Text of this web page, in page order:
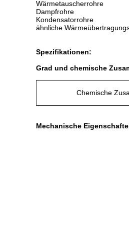
Wärmetauscherrohre
Dampfrohre
Kondensatorrohre
ähnliche
Spezifikationen:
Grad und chemische
Chemische
Mechanische